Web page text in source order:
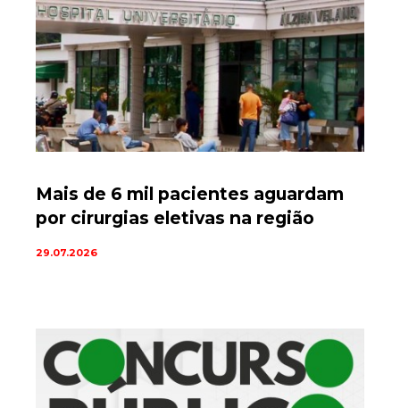
Mais de 6 mil pacientes aguardam
por cirurgias eletivas na região
29.07.2026